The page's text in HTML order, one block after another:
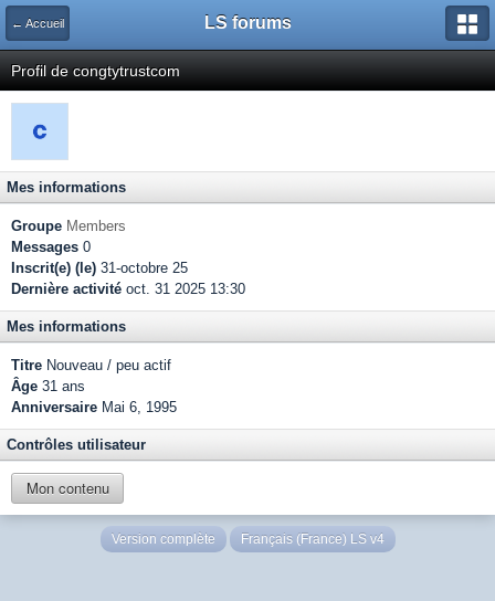
← Accueil LS forums
Profil de congtytrustcom
Mes informations
Groupe Members
Messages 0
Inscrit(e) (le) 31-octobre 25
Dernière activité oct. 31 2025 13:30
Mes informations
Titre Nouveau / peu actif
Âge 31 ans
Anniversaire Mai 6, 1995
Contrôles utilisateur
Mon contenu
Version complète Français (France) LS v4